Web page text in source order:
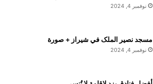
نوفمبر 4, 2024
مسجد نصير الملک في شيراز + صورة
نوفمبر 4, 2024